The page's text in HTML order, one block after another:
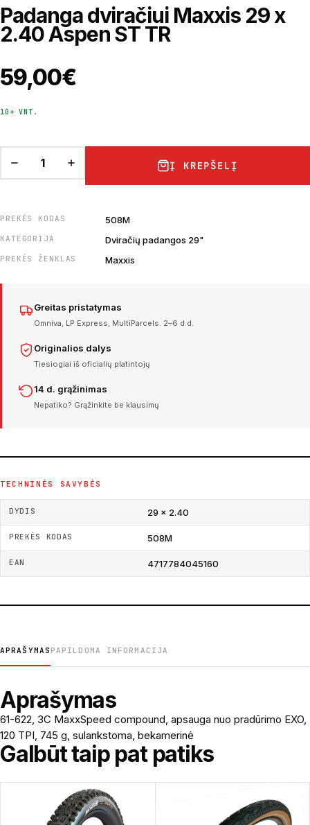
Padanga dviračiui Maxxis 29 x
2.40 Aspen ST TR
59,00€
10+ VNT.
Į KREPŠELĮ
PREKĖS KODAS 508M
KATEGORIJA Dviračių padangos 29"
PREKĖS ŽENKLAS Maxxis
Greitas pristatymas
Omniva, LP Express, MultiParcels. 2–6 d.d.
Originalios dalys
Tiesiogiai iš oficialių platintojų
14 d. grąžinimas
Nepatiko? Grąžinkite be klausimų
TECHNINĖS SAVYBĖS
DYDIS 29 × 2.40
PREKĖS KODAS 508M
EAN 4717784045160
APRAŠYMAS PAPILDOMA INFORMACIJA
Aprašymas
61-622, 3C MaxxSpeed compound, apsauga nuo pradūrimo EXO,
120 TPI, 745 g, sulankstoma, bekamerinė
Galbūt taip pat patiks